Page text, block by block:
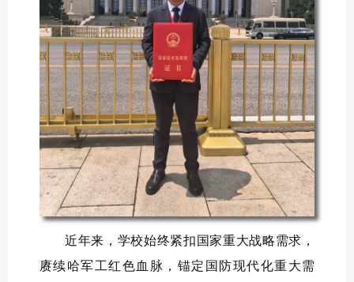
近年来，学校始终紧扣国家重大战略需求，
赓续哈军工红色血脉，锚定国防现代化重大需